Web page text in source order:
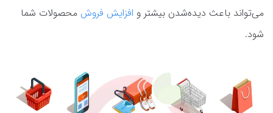
می‌تواند باعث دیده‌شدن بیشتر و افزایش فروش محصولات شما
شود.